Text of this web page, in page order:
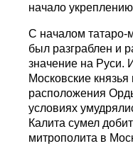
начало
С началом татаро-
был разграблен и
значение на Руси.
Московские
расположения
условиях
Калита сумел
митрополита в